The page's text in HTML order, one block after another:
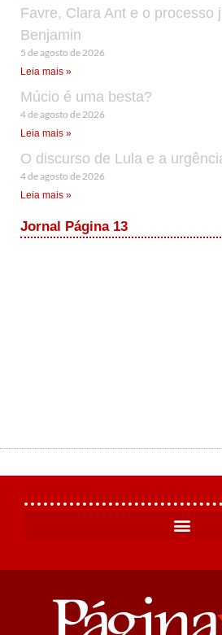
Favre, Clara Ant e o processo
Benjamin
5 de agosto de 2026
Leia mais »
Múcio é uma besta?
4 de agosto de 2026
Leia mais »
O discurso de Lula e a
4 de agosto de 2026
Leia mais »
Jornal Página 13